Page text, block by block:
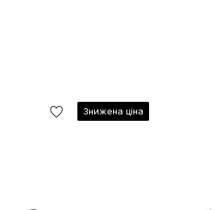
Знижена ціна